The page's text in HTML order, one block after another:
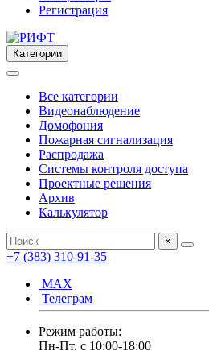
Регистрация
Категории
Все категории
Видеонаблюдение
Домофония
Пожарная сигнализация
Распродажа
Системы контроля доступа
Проектные решения
Архив
Калькулятор
×
+7 (383) 310-91-35
МАХ
Телеграм
Режим работы:
Пн-Пт, с 10:00-18:00